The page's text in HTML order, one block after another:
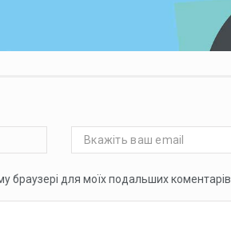
браузері для моїх подальших коментарів.